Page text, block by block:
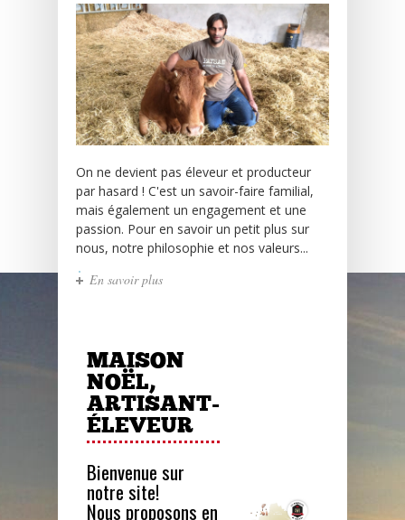
On ne devient pas éleveur et producteur
par hasard ! C'est un savoir-faire familial,
mais également un engagement et une
passion. Pour en savoir un petit plus sur
nous, notre philosophie et nos valeurs...
En savoir plus
MAISON
NOËL,
ARTISANT-
ÉLEVEUR
Bienvenue sur
notre site!
Nous proposons en